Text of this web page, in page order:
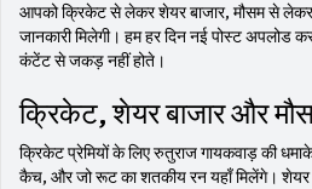
आपको क्रिकेट से लेकर शेयर बाजार, मौसम से
जानकारी मिलेगी। हम हर दिन नई पोस्ट अपलोड
कंटेंट से जकड़ नहीं होते।
क्रिकेट, शेयर बाजार और
क्रिकेट प्रेमियों के लिए रुतुराज गायकवाड़ की
कैच, और जो रूट का शतकीय रन यहाँ मिलेंगे। शेयर